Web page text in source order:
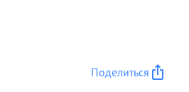
Поделиться